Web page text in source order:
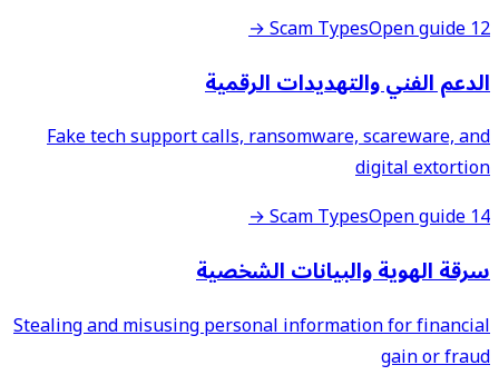
12 Scam Types
Open guide →
الدعم الفني والتهديدات الرقمية
Fake tech support calls, ransomware, scareware, and
digital extortion
14 Scam Types
Open guide →
سرقة الهوية والبيانات الشخصية
Stealing and misusing personal information for financial
gain or fraud